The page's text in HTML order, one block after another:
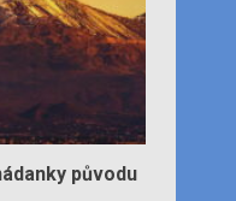
původu